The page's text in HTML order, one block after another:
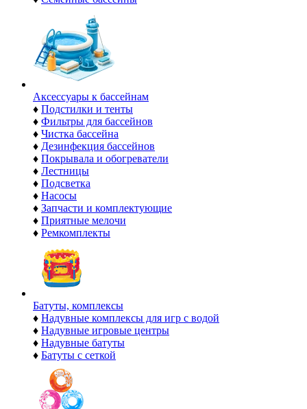
Аксессуары к бассейнам
♦ Подстилки и тенты
♦ Фильтры для бассейнов
♦ Чистка бассейна
♦ Дезинфекция бассейнов
♦ Покрывала и обогреватели
♦ Лестницы
♦ Подсветка
♦ Насосы
♦ Запчасти и комплектующие
♦ Приятные мелочи
♦ Ремкомплекты
Батуты, комплексы
♦ Надувные комплексы для игр с водой
♦ Надувные игровые центры
♦ Надувные батуты
♦ Батуты с сеткой